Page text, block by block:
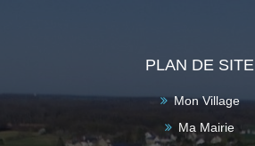
PLAN DE SITE
Mon Village
Ma Mairie